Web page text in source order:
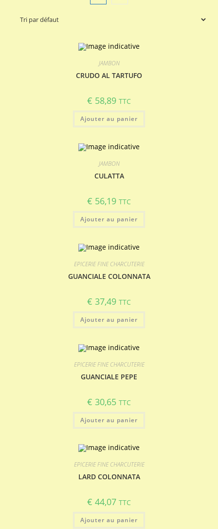
JAMBON
CRUDO AL TARTUFO
€ 58,89 TTC
Ajouter au panier
JAMBON
CULATTA
€ 56,19 TTC
Ajouter au panier
EPICERIE FINE CHARCUTERIE
GUANCIALE COLONNATA
€ 37,49 TTC
Ajouter au panier
EPICERIE FINE CHARCUTERIE
GUANCIALE PEPE
€ 30,65 TTC
Ajouter au panier
EPICERIE FINE CHARCUTERIE
LARD COLONNATA
€ 44,07 TTC
Ajouter au panier